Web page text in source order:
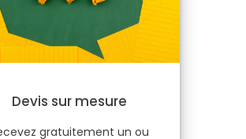
Devis sur mesure
gratuitement un ou